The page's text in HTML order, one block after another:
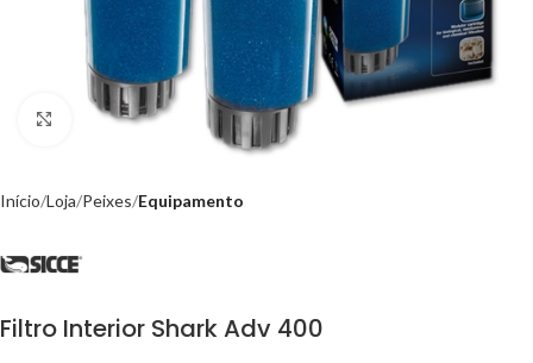
Click to enlarge
Início Loja Peixes Equipamento
Filtro Interior Shark Adv 400